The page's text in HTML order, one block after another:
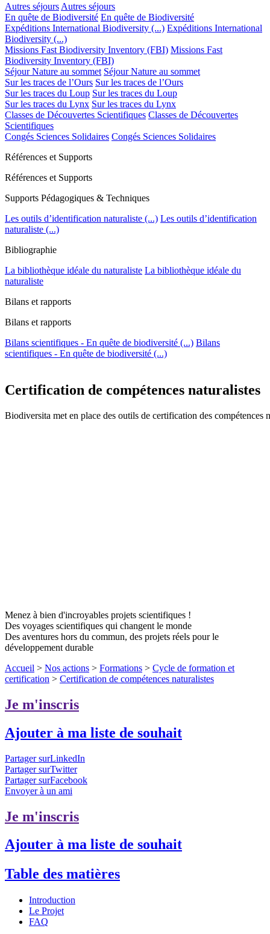
Autres séjours Autres séjours
En quête de Biodiversité En quête de Biodiversité
Expéditions International Biodiversity (...) Expéditions International
Biodiversity (...)
Missions Fast Biodiversity Inventory (FBI) Missions Fast
Biodiversity Inventory (FBI)
Séjour Nature au sommet Séjour Nature au sommet
Sur les traces de l’Ours Sur les traces de l’Ours
Sur les traces du Loup Sur les traces du Loup
Sur les traces du Lynx Sur les traces du Lynx
Classes de Découvertes Scientifiques Classes de Découvertes
Scientifiques
Congés Sciences Solidaires Congés Sciences Solidaires
Références et Supports
Références et Supports
Supports Pédagogiques & Techniques
Les outils d’identification naturaliste (...) Les outils d’identification
naturaliste (...)
Bibliographie
La bibliothèque idéale du naturaliste La bibliothèque idéale du
naturaliste
Bilans et rapports
Bilans et rapports
Bilans scientifiques - En quête de biodiversité (...) Bilans
scientifiques - En quête de biodiversité (...)
Certification de compétences naturalistes
Biodiversita met en place des outils de certification des
Menez à bien d'incroyables projets scientifiques !
Des voyages scientifiques qui changent le monde
Des aventures hors du commun, des projets réels pour le
développement durable
Accueil > Nos actions > Formations > Cycle de formation et
certification > Certification de compétences naturalistes
Je m'inscris
Ajouter à ma liste de souhait
Partager surLinkedIn
Partager surTwitter
Partager surFacebook
Envoyer à un ami
Je m'inscris
Ajouter à ma liste de souhait
Table des matières
Introduction
Le Projet
FAQ